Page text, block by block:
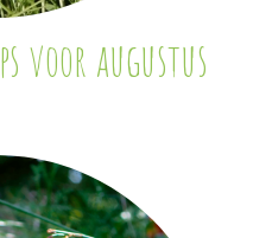
voor augustus